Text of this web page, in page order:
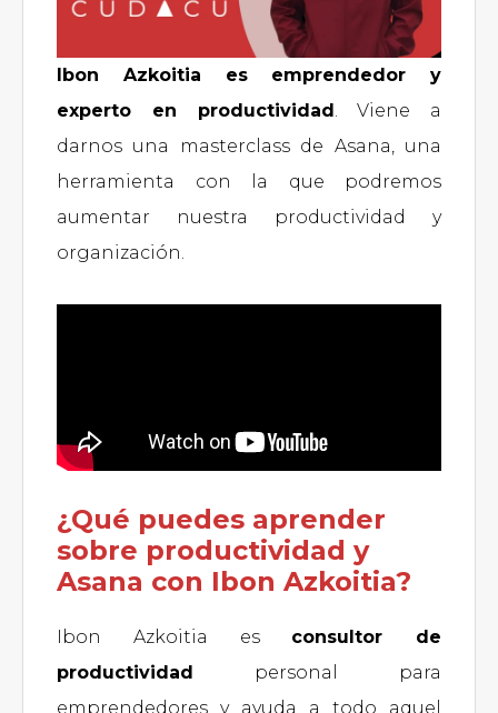
Ibon Azkoitia es emprendedor y
experto en productividad. Viene a
darnos una masterclass de Asana, una
herramienta con la que podremos
aumentar nuestra productividad y
organización.
¿Qué puedes aprender
sobre productividad y
Asana con Ibon Azkoitia?
Ibon Azkoitia es consultor de
productividad personal para
emprendedores y ayuda a todo aquel